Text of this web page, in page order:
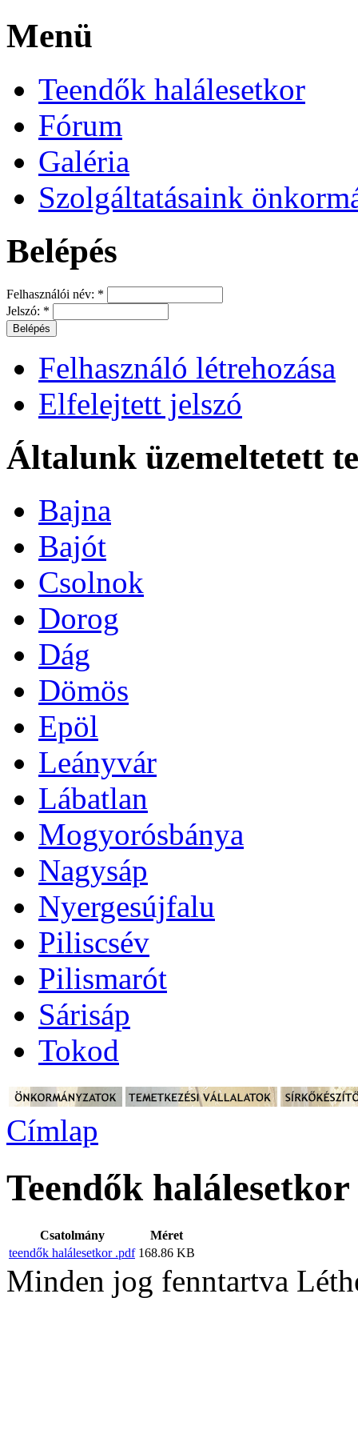
Menü
Teendők halálesetkor
Fórum
Galéria
Szolgáltatásaink
Belépés
Felhasználói név: *
Jelszó: *
Felhasználó létrehozása
Elfelejtett jelszó
Általunk üzemeltetett
Bajna
Bajót
Csolnok
Dorog
Dág
Dömös
Epöl
Leányvár
Lábatlan
Mogyorósbánya
Nagysáp
Nyergesújfalu
Piliscsév
Pilismarót
Sárisáp
Tokod
Címlap
Teendők halálesetkor
Csatolmány
Méret
teendők halálesetkor .pdf 168.86 KB
Minden jog fenntartva